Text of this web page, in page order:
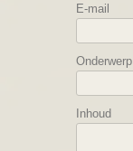
E-mail
Onderwerp
Inhoud